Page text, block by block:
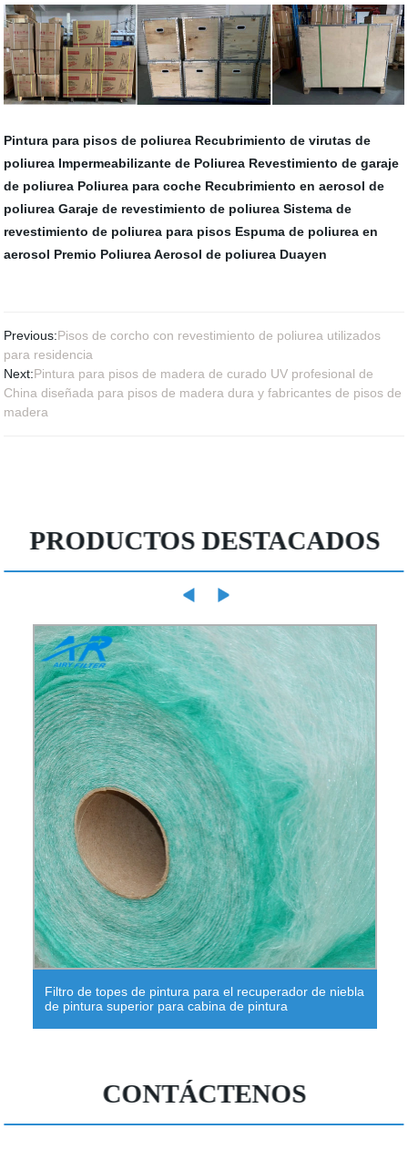
Pintura para pisos de poliurea Recubrimiento de virutas de
poliurea Impermeabilizante de Poliurea Revestimiento de garaje
de poliurea Poliurea para coche Recubrimiento en aerosol de
poliurea Garaje de revestimiento de poliurea Sistema de
revestimiento de poliurea para pisos Espuma de poliurea en
aerosol Premio Poliurea Aerosol de poliurea Duayen
Previous:Pisos de corcho con revestimiento de poliurea utilizados
para residencia
Next:Pintura para pisos de madera de curado UV profesional de
China diseñada para pisos de madera dura y fabricantes de pisos de
madera
PRODUCTOS DESTACADOS
Filtro de topes de pintura para el recuperador de niebla
de pintura superior para cabina de pintura
CONTÁCTENOS